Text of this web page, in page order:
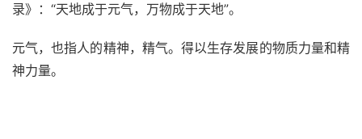
录》：“天地成于元气，万物成于天地”。
元气，也指人的精神，精气。得以生存发展的物质力量和精
神力量。